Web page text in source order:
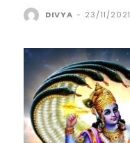
DIVYA - 23/11/2021